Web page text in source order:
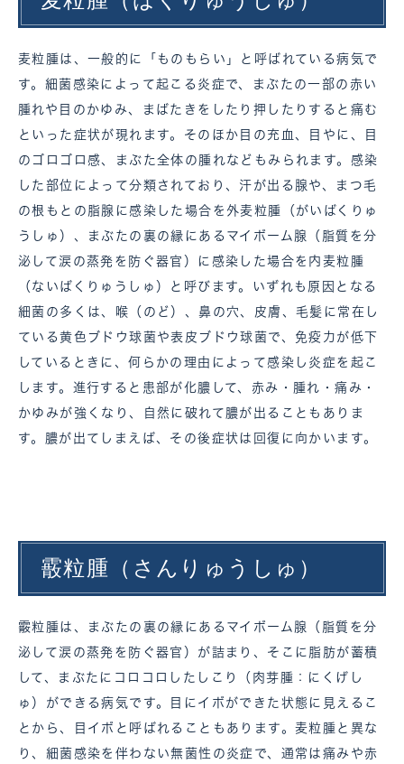
麦粒腫は、一般的に「ものもらい」と呼ばれている病気で
す。細菌感染によって起こる炎症で、まぶたの一部の赤い
腫れや目のかゆみ、まばたきをしたり押したりすると痛む
といった症状が現れます。そのほか目の充血、目やに、目
のゴロゴロ感、まぶた全体の腫れなどもみられます。感染
した部位によって分類されており、汗が出る腺や、まつ毛
の根もとの脂腺に感染した場合を外麦粒腫（がいばくりゅ
うしゅ）、まぶたの裏の縁にあるマイボーム腺（脂質を分
泌して涙の蒸発を防ぐ器官）に感染した場合を内麦粒腫
（ないばくりゅうしゅ）と呼びます。いずれも原因となる
細菌の多くは、喉（のど）、鼻の穴、皮膚、毛髪に常在し
ている黄色ブドウ球菌や表皮ブドウ球菌で、免疫力が低下
しているときに、何らかの理由によって感染し炎症を起こ
します。進行すると患部が化膿して、赤み・腫れ・痛み・
かゆみが強くなり、自然に破れて膿が出ることもありま
す。膿が出てしまえば、その後症状は回復に向かいます。
霰粒腫（さんりゅうしゅ）
霰粒腫は、まぶたの裏の縁にあるマイボーム腺（脂質を分
泌して涙の蒸発を防ぐ器官）が詰まり、そこに脂肪が蓄積
して、まぶたにコロコロしたしこり（肉芽腫：にくげし
ゅ）ができる病気です。目にイボができた状態に見えるこ
とから、目イボと呼ばれることもあります。麦粒腫と異な
り、細菌感染を伴わない無菌性の炎症で、通常は痛みや赤